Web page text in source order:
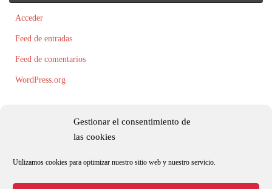
Gestionar el consentimiento de
las cookies
Utilizamos cookies para optimizar nuestro sitio web y nuestro servicio.
Acceder
Feed de entradas
Feed de comentarios
WordPress.org